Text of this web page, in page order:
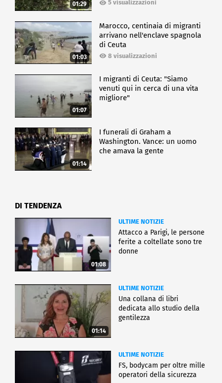
01:29 5 visualizzazioni
01:03
Marocco, centinaia di migranti
arrivano nell'enclave spagnola
di Ceuta
8 visualizzazioni
01:07
I migranti di Ceuta: "Siamo
venuti qui in cerca di una vita
migliore"
01:14
I funerali di Graham a
Washington. Vance: un uomo
che amava la gente
DI TENDENZA
01:08
ULTIME NOTIZIE
Attacco a Parigi, le persone
ferite a coltellate sono tre
donne
01:14
ULTIME NOTIZIE
Una collana di libri
dedicata allo studio della
gentilezza
ULTIME NOTIZIE
FS, bodycam per oltre mille
operatori della sicurezza